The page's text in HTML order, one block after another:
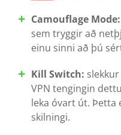
Camouflage Mode:
sem tryggir að
einu sinni að þú
Kill Switch:
VPN tengingin
leka óvart út.
skilningi.